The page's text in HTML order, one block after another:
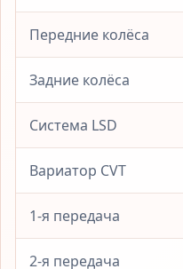
Передние колёса
Задние колёса
Система LSD
Вариатор CVT
1-я передача
2-я передача